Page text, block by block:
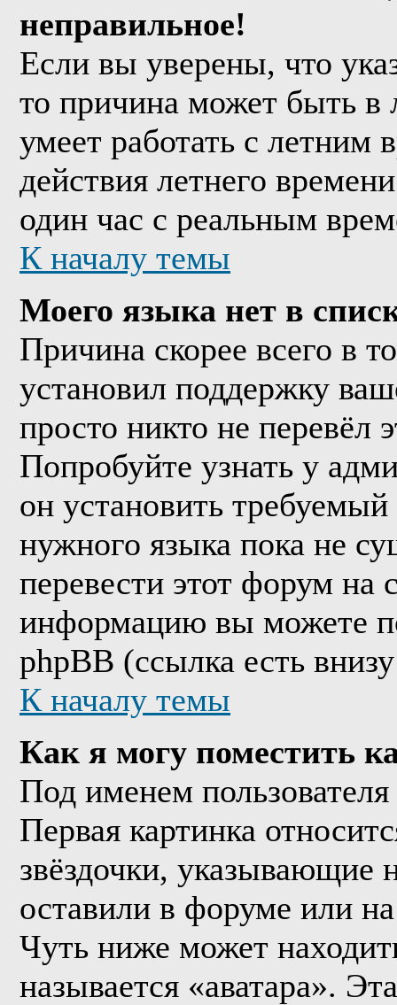
неправильное!
Если вы уверены, что
то причина может быть
умеет работать с летним
действия летнего
один час с реальным
К началу темы
Моего языка нет в
Причина скорее всего в
установил поддержку
просто никто не перевёл
Попробуйте узнать у
он установить
нужного языка пока не
перевести этот форум
информацию вы можете
phpBB (ссылка есть
К началу темы
Как я могу поместить
Под именем
Первая картинка
звёздочки, указывающие
оставили в форуме или
Чуть ниже может
называется «аватара».